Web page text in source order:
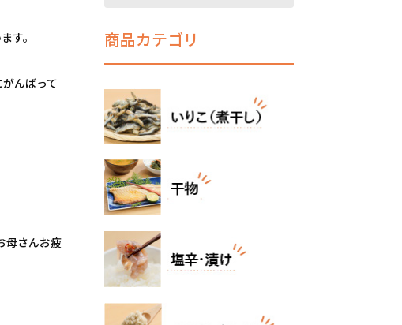
す。
んばって
母さんお疲
商品カテゴリ